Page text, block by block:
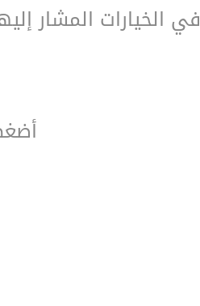
في الخيارات المشار